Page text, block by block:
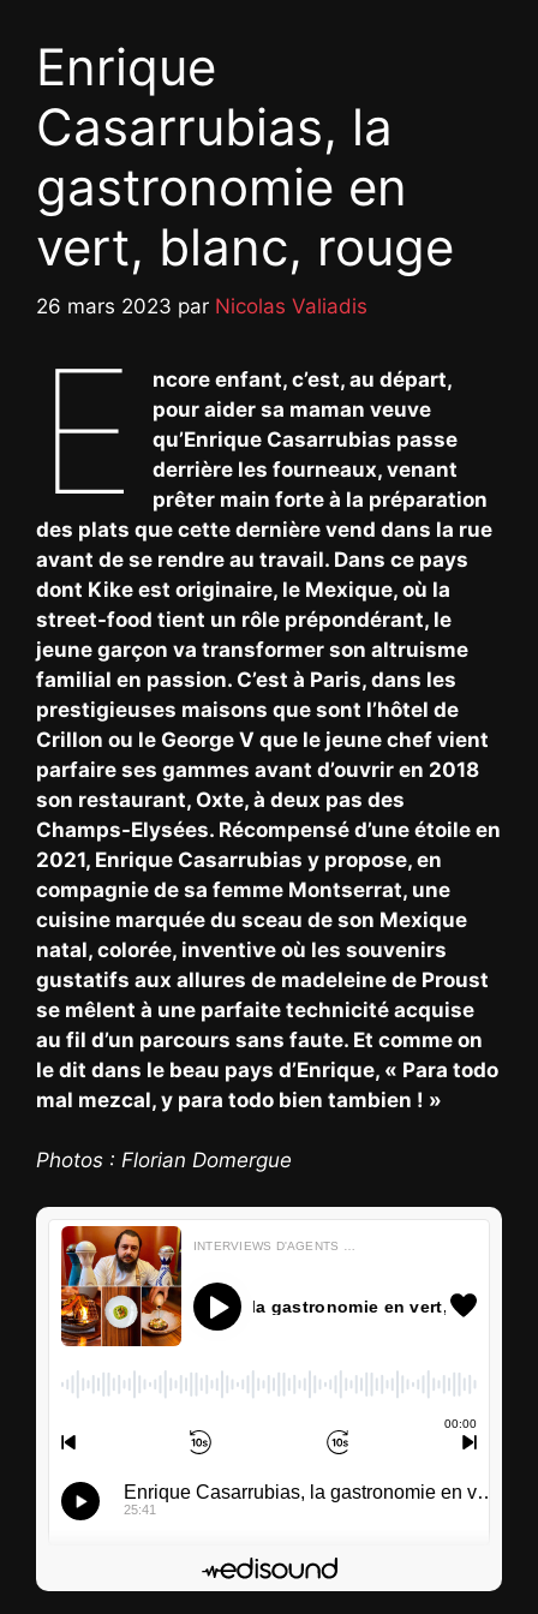
Enrique
Casarrubias, la
gastronomie en
vert, blanc, rouge
26 mars 2023 par Nicolas Valiadis
E
ncore enfant, c’est, au départ,
pour aider sa maman veuve
qu’Enrique Casarrubias passe
derrière les fourneaux, venant
prêter main forte à la préparation
des plats que cette dernière vend dans la rue
avant de se rendre au travail. Dans ce pays
dont Kike est originaire, le Mexique, où la
street-food tient un rôle prépondérant, le
jeune garçon va transformer son altruisme
familial en passion. C’est à Paris, dans les
prestigieuses maisons que sont l’hôtel de
Crillon ou le George V que le jeune chef vient
parfaire ses gammes avant d’ouvrir en 2018
son restaurant, Oxte, à deux pas des
Champs-Elysées. Récompensé d’une étoile en
2021, Enrique Casarrubias y propose, en
compagnie de sa femme Montserrat, une
cuisine marquée du sceau de son Mexique
natal, colorée, inventive où les souvenirs
gustatifs aux allures de madeleine de Proust
se mêlent à une parfaite technicité acquise
au fil d’un parcours sans faute. Et comme on
le dit dans le beau pays d’Enrique, « Para todo
mal mezcal, y para todo bien tambien ! »
Photos : Florian Domergue
INTERVIEWS D'AGENTS D'ENTRETIENS
Enrique Casarrubias, la gastronomie en vert, blanc, ro…
00:00
Enrique Casarrubias, la gastronomie en vert,
25:41